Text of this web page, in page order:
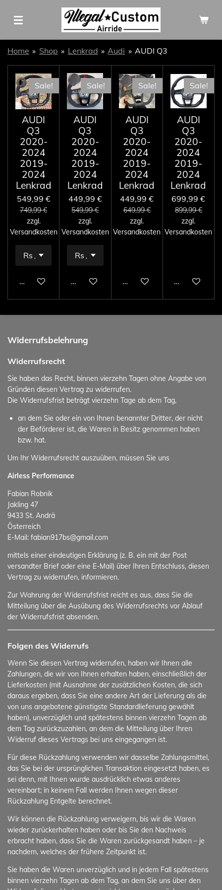
Hauptinhalt
Home » Shop » Lenkrad » Audi » AUDI Q3
Sale!
AUDI
Q3
2020-
2024
2019-
2024
Lenkrad
549,99 €
749,99 €
zzgl.
Versandkosten
In den Warenkorb
Sale!
AUDI
Q3
2020-
2024
2019-
2024
Lenkrad
449,99 €
549,99 €
zzgl.
Versandkosten
In den Warenkorb
Sale!
AUDI
Q3
2020-
2024
2019-
2024
Lenkrad
449,99 €
649,99 €
zzgl.
Versandkosten
In den Warenkorb
Sale!
AUDI
Q3
2020-
2024
2019-
2024
Lenkrad
699,99 €
899,99 €
zzgl.
Versandkosten
In den
Widerrufsbelehrung
Widerrufsrecht
Sie haben das Recht, binnen vierzehn Tagen ohne Angabe von
Gründen diesen Vertrag zu widerrufen.
Die Widerrufsfrist beträgt vierzehn Tage ab dem Tag,
an dem Sie oder ein von Ihnen benannter Dritter, der nicht
der Beförderer ist, die Waren in Besitz genommen haben
bzw. hat.
Um Ihr Widerrufsrecht auszuüben, müssen Sie uns
Airless Performance
Fabian Robnik
Jakling 47
9433 St. Andrä
Österreich
E-Mail: fabian917bs@gmail.com
mittels einer eindeutigen Erklärung (z. B. ein mit der Post
versandter Brief oder eine E-Mail) über Ihren Entschluss, diesen
Vertrag zu widerrufen, informieren.
Zur Wahrung der Widerrufsfrist reicht es aus, dass Sie die
Mitteilung über die Ausübung des Widerrufsrechts vor Ablauf
der Widerrufsfrist absenden.
Folgen des Widerrufs
Wenn Sie diesen Vertrag widerrufen, haben wir Ihnen alle
Zahlungen, die wir von Ihnen erhalten haben, einschließlich der
Lieferkosten (mit Ausnahme der zusätzlichen Kosten, die sich
daraus ergeben, dass Sie eine andere Art der Lieferung als die
von uns angebotene günstigste Standardlieferung gewählt
haben), unverzüglich und spätestens binnen vierzehn Tagen ab
dem Tag zurückzuzahlen, an dem die Mitteilung über Ihren
Widerruf dieses Vertrags bei uns eingegangen ist.
Für diese Rückzahlung verwenden wir dasselbe Zahlungsmittel,
das Sie bei der ursprünglichen Transaktion eingesetzt haben, es
sei denn, mit Ihnen wurde ausdrücklich etwas anderes
vereinbart; in keinem Fall werden Ihnen wegen dieser
Rückzahlung Entgelte berechnet.
Wir können die Rückzahlung verweigern, bis wir die Waren
wieder zurückerhalten haben oder bis Sie den Nachweis
erbracht haben, dass Sie die Waren zurückgesandt haben – je
nachdem, welches der frühere Zeitpunkt ist.
Sie haben die Waren unverzüglich und in jedem Fall spätestens
binnen vierzehn Tagen ab dem Tag, an dem Sie uns über den